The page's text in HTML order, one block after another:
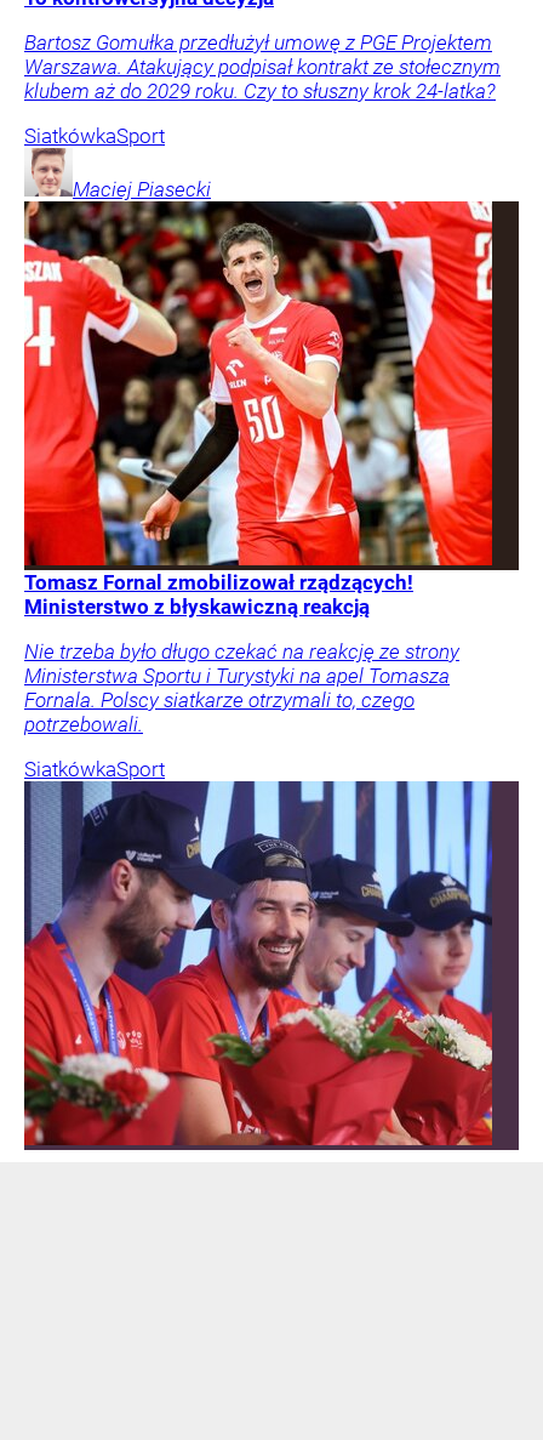
Bartosz Gomułka przedłużył umowę z PGE Projektem
Warszawa. Atakujący podpisał kontrakt ze stołecznym
klubem aż do 2029 roku. Czy to słuszny krok 24-latka?
SiatkówkaSport
Maciej Piasecki
Tomasz Fornal zmobilizował rządzących!
Ministerstwo z błyskawiczną reakcją
Nie trzeba było długo czekać na reakcję ze strony
Ministerstwa Sportu i Turystyki na apel Tomasza
Fornala. Polscy siatkarze otrzymali to, czego
potrzebowali.
SiatkówkaSport